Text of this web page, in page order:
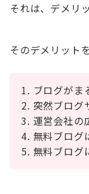
それは、デメリ
そのデメリット
ブログがま
突然ブログ
運営会社の
無料ブログ
無料ブログ